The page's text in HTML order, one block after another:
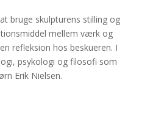
bruge skulpturens stilling og
mellem værk og
refleksion hos beskueren. I
psykologi og filosofi som
Erik Nielsen.